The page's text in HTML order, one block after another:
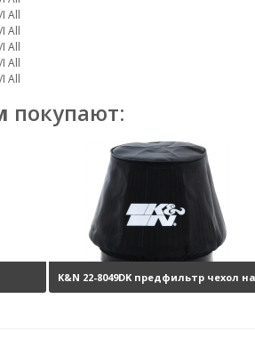
All
All
All
All
All
покупают:
K&N 22-8049DK предфильтр чехол на